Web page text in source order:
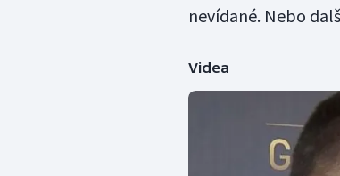
nevídané. Nebo
Videa